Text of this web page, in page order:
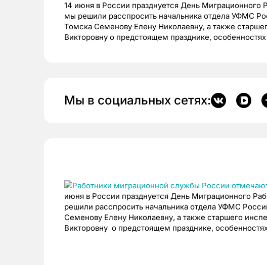
14 июня в России празднуется День Миграционного
мы решили расспросить начальника отдела УФМС
Томска Семенову Елену Николаевну, а также
Викторовну о предстоящем празднике, особенностях
Мы в социальных сетях:
июня в России празднуется День Миграционного
решили расспросить начальника отдела УФМС
Семенову Елену Николаевну, а также старшего
Викторовну о предстоящем празднике,